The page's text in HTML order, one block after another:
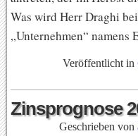
Was wird Herr Draghi
„Unternehmen“
Veröffentlicht in
Zinsprognose
Geschrieben von